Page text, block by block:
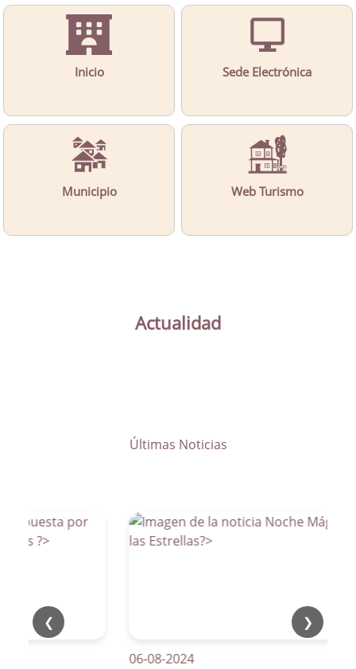
Inicio Sede Electrónica
Municipio Web Turismo
Actualidad
Últimas Noticias
❮ ❯
06-08-2024